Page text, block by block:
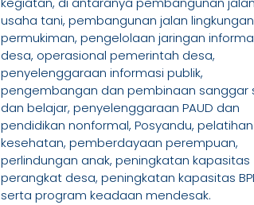
usaha tani, pembangunan jalan lingkungan
permukiman, pengelolaan jaringan
desa, operasional pemerintah desa,
penyelenggaraan informasi publik,
pengembangan dan pembinaan sanggar
dan belajar, penyelenggaraan PAUD dan
pendidikan nonformal, Posyandu, pelatihan
kesehatan, pemberdayaan perempuan,
perlindungan anak, peningkatan kapasitas
perangkat desa, peningkatan kapasitas
serta program keadaan mendesak.